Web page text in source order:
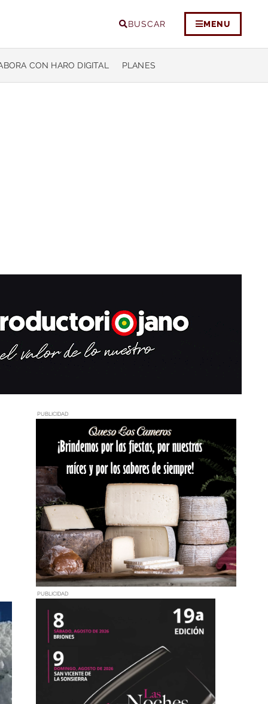
BUSCAR MENU
CON HARO DIGITAL PLANES
PUBLICIDAD
PUBLICIDAD